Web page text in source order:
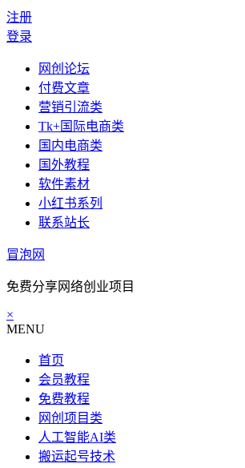
注册
登录
网创论坛
付费文章
营销引流类
Tk+国际电商类
国内电商类
国外教程
软件素材
小红书系列
联系站长
冒泡网
免费分享网络创业项目
×
MENU
首页
会员教程
免费教程
网创项目类
人工智能AI类
搬运起号技术